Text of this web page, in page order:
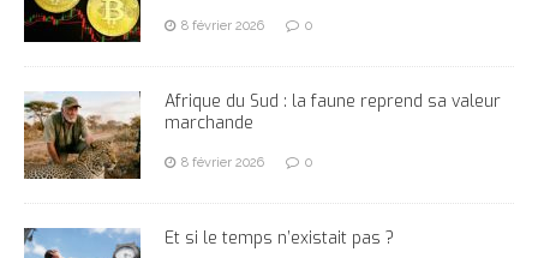
8 février 2026 0
Afrique du Sud : la faune reprend sa valeur
marchande
8 février 2026 0
Et si le temps n’existait pas ?